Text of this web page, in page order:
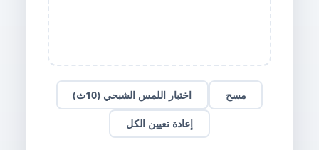
مسح اختبار اللمس الشبحي (10ث)
إعادة تعيين الكل